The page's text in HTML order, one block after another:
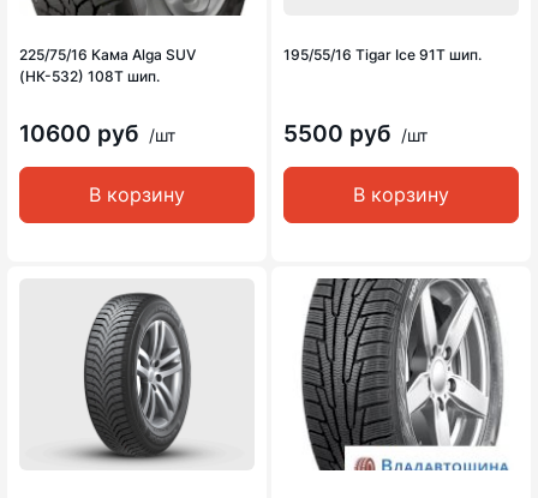
225/75/16 Кама Alga SUV
(НК-532) 108T шип.
10600 руб /шт
В корзину
195/55/16 Tigar Ice 91T шип.
5500 руб /шт
В корзину